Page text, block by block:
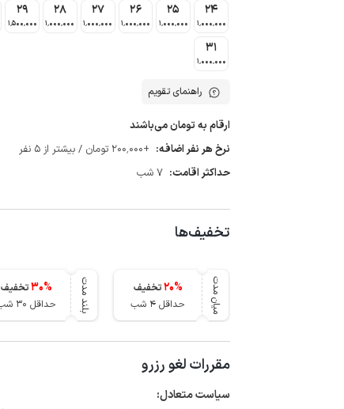
24
1٬000٬000
25
1٬000٬000
26
1٬000٬000
27
1٬000٬000
28
1٬000٬000
29
1٬500٬000
31
1٬000٬000
راهنمای تقویم
ارقام به تومان می‌باشند
نرخ هر نفر اضافه: +200٬000 تومان / بیشتر از 5 نفر
حداکثر اقامت: 7 شب
تخفیف‌ها
میان مدت 20%
تخفیف
حداقل 4 شب
بلند مدت 30%
تخفیف
حداقل 30 شب
مقررات لغو رزرو
سیاست متعادل: